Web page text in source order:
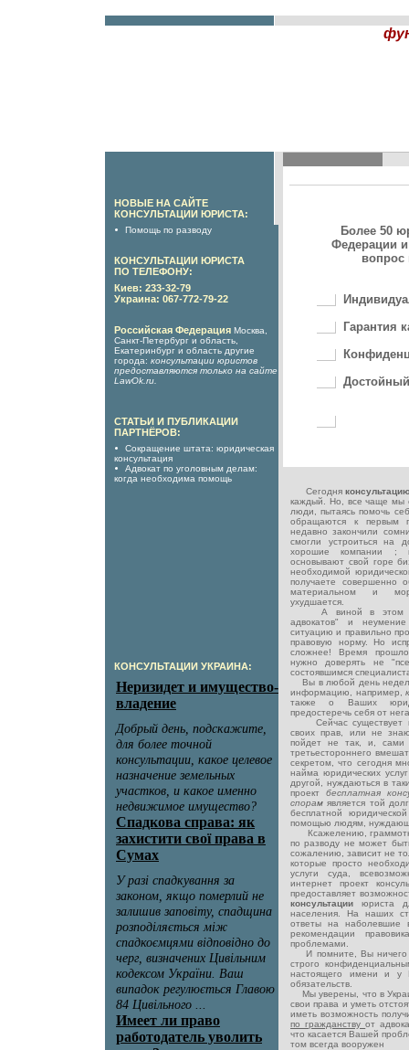
НОВЫЕ НА САЙТЕ
КОНСУЛЬТАЦИИ ЮРИСТА:
Помощь по разводу
КОНСУЛЬТАЦИИ ЮРИСТА
ПО ТЕЛЕФОНУ:
Киев: 233-32-79
Украина: 067-772-79-22
Российская Федерация Москва,
Санкт-Петербург и область,
Екатеринбург и область другие
города: консультации юристов
предоставляются только на сайте
LawOk.ru
СТАТЬИ И ПУБЛИКАЦИИ
ПАРТНЁРОВ:
Сокращение штата: юридическая
консультация
Адвокат по уголовным делам:
когда необходима помощь
КОНСУЛЬТАЦИИ УКРАИНА:
Более 50
Федерации
вопрос
Гарантия
Сегодня
каждый. Но, все чаще мы
люди, пытаясь помочь
обращаются к первым
недавно закончили
смогли устроиться на
хорошие компании ;
основывают свой горе
необходимой
получаете совершенно
материальном и
ухудшается.
А виной в этом
адвокатов" и
ситуацию и правильно
правовую норму. Но
сложнее! Время
нужно доверять не
состоявшимся
Вы в любой день
информацию, например,
также о Ваших
предостеречь себя от
Сейчас существует
своих прав, или не
пойдет не так, и, сами
третьестороннего
секретом, что сегодня
найма юридических
другой, нуждаються в
проект бесплатная
спорамявляется той
бесплатной
помощью людям,
Ксажелению,
по разводу не может
сожалению, зависит не
которые просто
услуги суда,
интернет проект
предоставляет
консультации юриста
населения. На наших
ответы на наболевшие
рекомендации
проблемами.
И помните, Вы ничего
строго
настоящего имени и у
обязательств.
Мы уверены, что в
свои права и уметь
иметь возможность
по гражданствуот
что касается Вашей
том всегда вооружен